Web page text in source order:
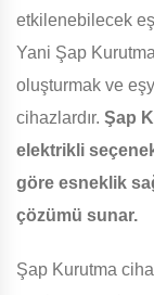
etkilenebilecek
Yani Şap
oluşturmak ve
cihazlardır. Şap
elektrikli
göre esneklik
çözümü sunar.
Şap Kurutma